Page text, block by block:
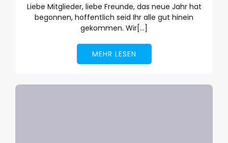
Liebe Mitglieder, liebe Freunde, das neue Jahr hat
begonnen, hoffentlich seid Ihr alle gut hinein
gekommen. Wir[…]
MEHR LESEN